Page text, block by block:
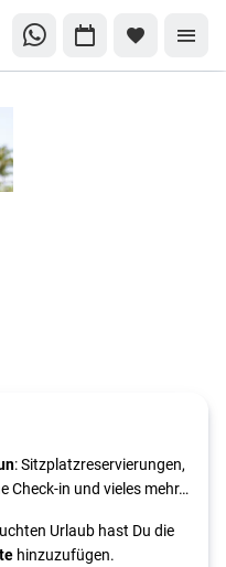
: Sitzplatzreservierungen,
Check-in und vieles mehr…
Urlaub hast Du die
hinzuzufügen.